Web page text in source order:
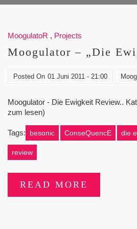
MoogulatoR , Projects
Moogulator – „Die
Posted On 01 Juni 2011 - 21:00
Moogulator - Die Ewigkeit Review..
zum lesen)
Tags: besonic ConseQuencE die
review
READ MORE